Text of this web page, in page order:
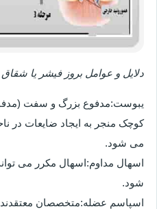
دلایل و عوامل بروز فیشر یا
یبوست:مدفوع بزرگ و سفت
کوچک منجر به ایجاد ضایعات در
می شود.
اسهال مداوم:اسهال مکرر می
شود.
اسپاسم عضله:متخصصان